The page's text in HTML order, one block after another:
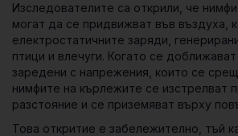
Изследователите са открили, че
могат да се придвижват във въздуха,
електростатичните заряди,
птици и влечуги. Когато се
заредени с напрежения, които се
нимфите на кърлежите се изстрелват
разстояние и се приземяват върху
Това откритие е забележително, тъй